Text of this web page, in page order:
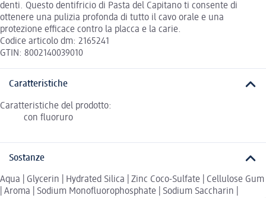
denti. Questo dentifricio di Pasta del Capitano ti consente di
ottenere una pulizia profonda di tutto il cavo orale e una
protezione efficace contro la placca e la carie.
Codice articolo dm: 2165241
GTIN: 8002140039010
Caratteristiche
Caratteristiche del prodotto:
con fluoruro
Sostanze
Aqua | Glycerin | Hydrated Silica | Zinc Coco-Sulfate | Cellulose Gum
| Aroma | Sodium Monofluorophosphate | Sodium Saccharin |